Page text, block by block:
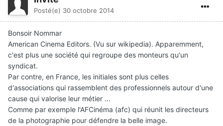
Posté(e) 30 octobre 2014
Bonsoir Nommar
American Cinema Editors. (Vu sur wikipedia). Apparemment,
c'est plus une société qui regroupe des monteurs qu'un
syndicat.
Par contre, en France, les initiales sont plus celles
d'associations qui rassemblent des professionnels autour d'une
cause qui valorise leur métier ...
Comme par exemple l'AFCinéma (afc) qui réunit les directeurs
de la photographie pour défendre la belle image.